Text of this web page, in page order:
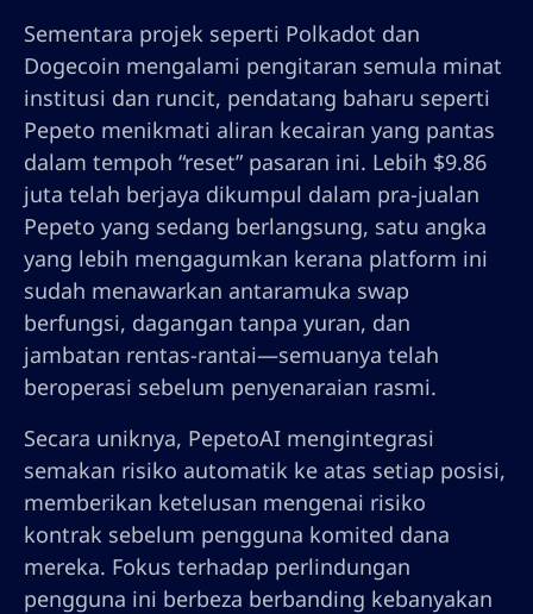
Sementara projek seperti Polkadot dan
Dogecoin mengalami pengitaran semula minat
institusi dan runcit, pendatang baharu seperti
Pepeto menikmati aliran kecairan yang pantas
dalam tempoh “reset” pasaran ini. Lebih $9.86
juta telah berjaya dikumpul dalam pra-jualan
Pepeto yang sedang berlangsung, satu angka
yang lebih mengagumkan kerana platform ini
sudah menawarkan antaramuka swap
berfungsi, dagangan tanpa yuran, dan
jambatan rentas-rantai—semuanya telah
beroperasi sebelum penyenaraian rasmi.
Secara uniknya, PepetoAI mengintegrasi
semakan risiko automatik ke atas setiap posisi,
memberikan ketelusan mengenai risiko
kontrak sebelum pengguna komited dana
mereka. Fokus terhadap perlindungan
pengguna ini berbeza berbanding kebanyakan